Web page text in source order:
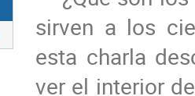
sirven a los
esta charla
ver el interior